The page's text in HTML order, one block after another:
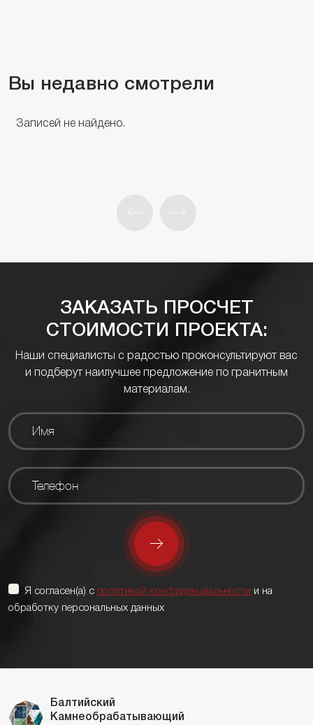
Вы недавно смотрели
Записей не найдено.
ЗАКАЗАТЬ ПРОСЧЕТ
СТОИМОСТИ ПРОЕКТА:
Наши специалисты с радостью проконсультируют вас
и подберут наилучшее предложение по гранитным
материалам.
Я согласен(а) с политикой конфиденциальности и на
обработку персональных данных
Балтийский
Камнеобрабатывающий